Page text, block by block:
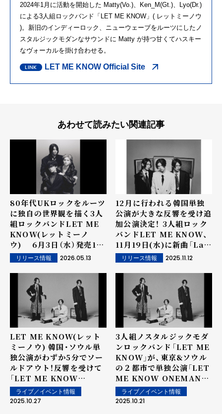
2024年1月に活動を開始した Matty(Vo.)、Ken_M(Gt.)、Lyo(Dr.)
による3人組ロックバンド「LET ME KNOW」( レットミーノウ
)。新旧のインディーロック、ニューウェーブをルーツにしたノ
スタルジックモダンなサウンドに Matty が持つ甘くてハスキー
なヴォーカルを掛け合わせる。
LET ME KNOW Official Site
あわせて読みたい関連記事
80年代UKロックをルーツ
に独自の世界観を描く3人
組ロックバンドLET ME
KNOW(レットミーノ
ウ) 6月3日（水）発売1st
FULL ALBUM『Still
Romance』より新曲「第
六感より」を先行配信決
リリース情報 2026.05.13
12月に行われる韓国単独
公演が大きな反響を受け追
加公演決定！ 3人組ロック
バンドLET ME KNOW、
11月19日(水)に新曲「Law
of Luv」配信リリース！
リリース情報 2025.11.12
LET ME KNOW(レット
ミーノウ) 韓国・ソウル単
独公演がわずか5分でソー
ルドアウト！反響を受けて
「LET ME KNOW
ONEMAN LIVE -
SCENE_2526 -」ソウル
ライブ／イベント情報
2025.10.27
3人組ノスタルジックモダ
ンロックバンド「LET ME
KNOW」が、東京&ソウル
の２都市で単独公演「LET
ME KNOW ONEMAN
LIVE - SCENE_2526 -」
開催を発表！今年7月に行
ライブ／イベント情報
2025.10.21